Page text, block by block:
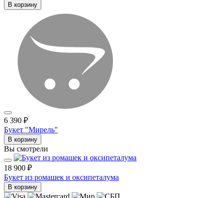
В корзину
6 390 ₽
Букет "Мирель"
В корзину
Вы смотрели
18 900 ₽
Букет из ромашек и оксипеталума
В корзину